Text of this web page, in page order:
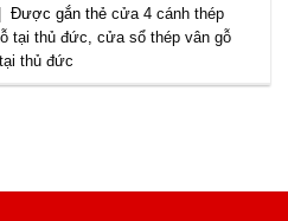
Được gắn thẻcửa 4 cánh thép
tại thủ đức,cửa sổ thép vân gỗ
thủ đức